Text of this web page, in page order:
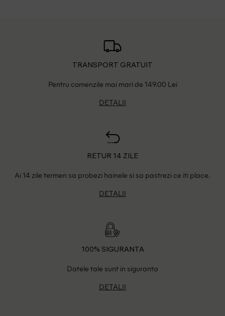
TRANSPORT GRATUIT
Pentru comenzile mai mari de 149.00 Lei
DETALII
RETUR 14 ZILE
Ai 14 zile termen sa probezi hainele si sa pastrezi ce iti place.
DETALII
100% SIGURANTA
Datele tale sunt in siguranta
DETALII